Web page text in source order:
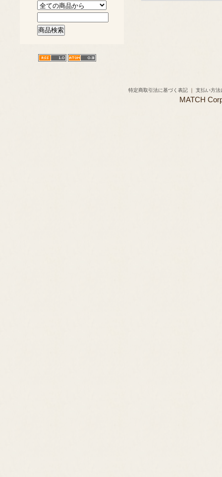
特定商取引法に基づく表記｜ 支払い方法
MATCH